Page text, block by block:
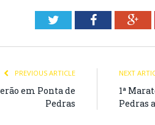
TwitterFacebook
PREVIOUS ARTICLE
em Ponta de
Pedras
NEXT
1ª
Pedras